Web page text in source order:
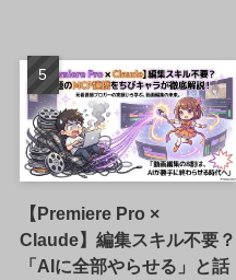
【Premiere Pro ×
Claude】編集スキル不要？
「AIに全部やらせる」と話